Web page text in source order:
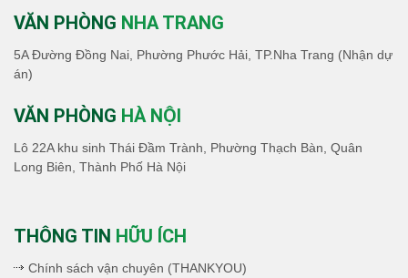
VĂN PHÒNG NHA TRANG
5A Đường Đồng Nai, Phường Phước Hải, TP.Nha Trang (Nhận dự
án)
VĂN PHÒNG HÀ NỘI
Lô 22A khu sinh Thái Đầm Trành, Phường Thạch Bàn, Quân
Long Biên, Thành Phố Hà Nội
THÔNG TIN HỮU ÍCH
Chính sách vận chuyên (THANKYOU)